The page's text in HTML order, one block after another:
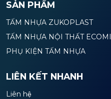
SẢN PHẨM
TẤM NHỰA ZUKOPLAST
TẤM NHỰA NỘI THẤT ECOMI
PHỤ KIỆN TẤM NHỰA
LIÊN KẾT NHANH
Liên hệ